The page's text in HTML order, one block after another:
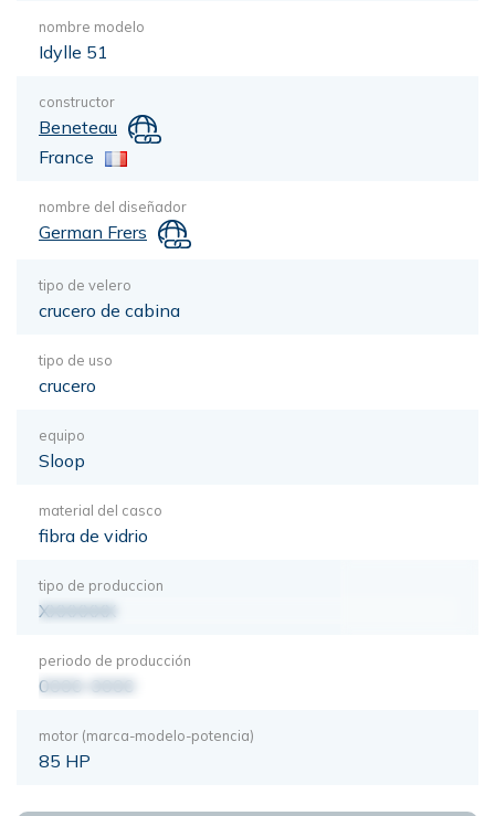
nombre modelo
Idylle 51
constructor
Beneteau
France
nombre del diseñador
German Frers
tipo de velero
crucero de cabina
tipo de uso
crucero
equipo
Sloop
material del casco
fibra de vidrio
tipo de produccion
XXXXXXX
periodo de producción
0000-0000
motor (marca-modelo-potencia)
85 HP